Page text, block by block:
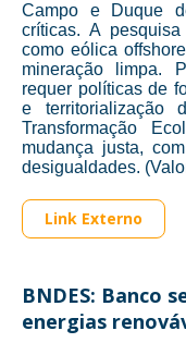
Campo e Duque
críticas. A
como eólica
mineração limpa.
requer políticas de
e territorialização
Transformação
mudança justa,
desigualdades.
Link Externo
BNDES: Banco
energias